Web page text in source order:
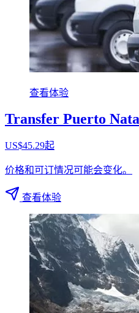
查看体验
Transfer Puerto
US$45.29起
价格和可订情况可能会变化。
查看体验